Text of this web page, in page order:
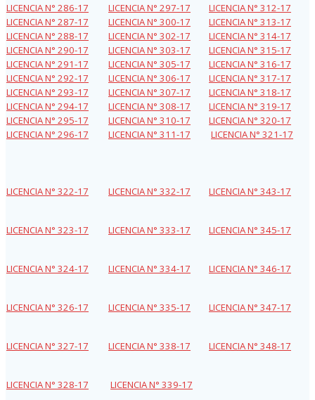
LICENCIA N° 286-17 LICENCIA N° 297-17
LICENCIA N° 312-17
LICENCIA N° 287-17
LICENCIA N° 300-17
LICENCIA N° 313-17
LICENCIA N° 288-17
LICENCIA N° 302-17
LICENCIA N° 314-17
LICENCIA N° 290-17
LICENCIA N° 303-17
LICENCIA N° 315-17
LICENCIA N° 291-17
LICENCIA N° 305-17
LICENCIA N° 316-17
LICENCIA N° 292-17
LICENCIA N° 306-17
LICENCIA N° 317-17
LICENCIA N° 293-17
LICENCIA N° 307-17
LICENCIA N° 318-17
LICENCIA N° 294-17
LICENCIA N° 308-17
LICENCIA N° 319-17
LICENCIA N° 295-17
LICENCIA N° 310-17
LICENCIA N° 320-17
LICENCIA N° 296-17
LICENCIA N° 311-17 LICENCIA N° 321-17
LICENCIA N° 322-17 LICENCIA N° 332-17 LICENCIA N° 343-17
LICENCIA N° 323-17 LICENCIA N° 333-17 LICENCIA N° 345-17
LICENCIA N° 324-17 LICENCIA N° 334-17 LICENCIA N° 346-17
LICENCIA N° 326-17 LICENCIA N° 335-17 LICENCIA N° 347-17
LICENCIA N° 327-17 LICENCIA N° 338-17 LICENCIA N° 348-17
LICENCIA N° 328-17 LICENCIA N° 339-17